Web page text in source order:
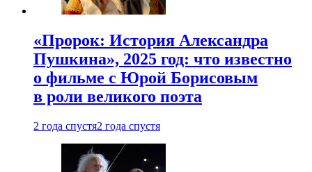
«Пророк: История Александра
Пушкина», 2025 год: что известно
о фильме с Юрой Борисовым
в роли великого поэта
2 года спустя2 года спустя